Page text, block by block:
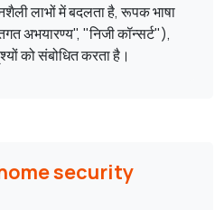
लाभों में बदलता है, रूपक भाषा
अभयारण्य", "निजी कॉन्सर्ट"),
को संबोधित करता है।
security